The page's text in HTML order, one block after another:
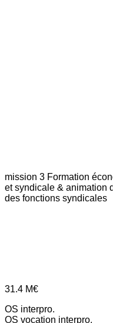
mission 3 Formation
et syndicale & animation
des fonctions syndicales
31.4 M€
OS interpro.
OS vocation interpro.